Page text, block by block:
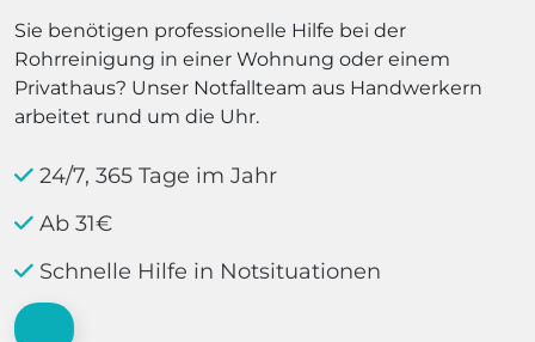
Sie benötigen professionelle Hilfe bei der
Rohrreinigung in einer Wohnung oder einem
Privathaus? Unser Notfallteam aus Handwerkern
arbeitet rund um die Uhr.
24/7, 365 Tage im Jahr
Ab 31€
Schnelle Hilfe in Notsituationen